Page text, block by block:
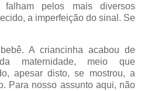
falham pelos mais diversos
a imperfeição do sinal. Se
A criancinha acabou de
maternidade, meio que
apesar disto, se mostrou, a
Para nosso assunto aqui, não